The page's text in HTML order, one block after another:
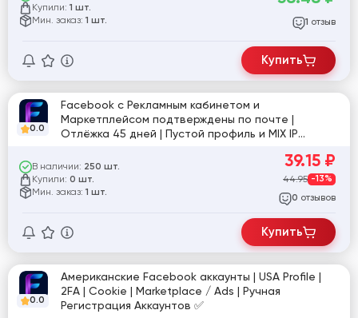
Купили: 1 шт.
Мин. заказ: 1 шт. 1 отзыв
Купить
0.0
Facebook с Рекламным кабинетом и
Маркетплейсом подтверждены по почте |
Отлёжка 45 дней | Пустой профиль и MIX IP
В наличии: 250 шт.
Купили: 0 шт.
Мин. заказ: 1 шт.
39.15 ₽
44.95 -13%
0 отзывов
Купить
0.0
Американские Facebook аккаунты | USA Profile |
2FA | Cookie | Marketplace / Ads | Ручная
Регистрация Аккаунтов ✅